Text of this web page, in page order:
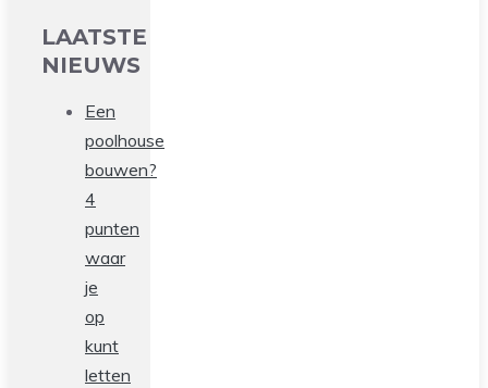
LAATSTE
NIEUWS
Een
poolhouse
bouwen?
4
punten
waar
je
op
kunt
letten